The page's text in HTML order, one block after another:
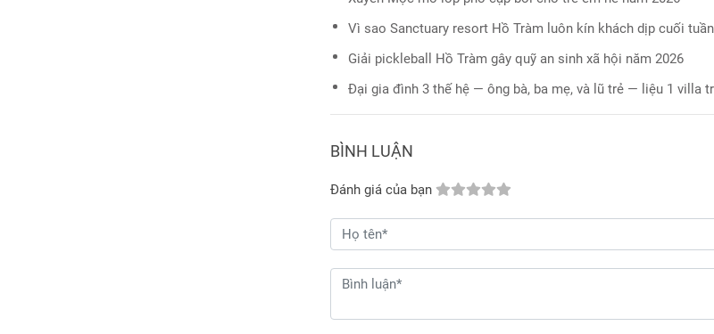
Vì sao Sanctuary resort Hồ Tràm luôn kín khách dịp cuối
Giải pickleball Hồ Tràm gây quỹ an sinh xã hội năm 2026
Đại gia đình 3 thế hệ — ông bà, ba mẹ, và lũ trẻ — liệu 1 villa
BÌNH LUẬN
Đánh giá của bạn